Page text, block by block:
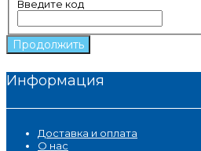
Введите код
Продолжить
Информация
Доставка и оплата
О нас